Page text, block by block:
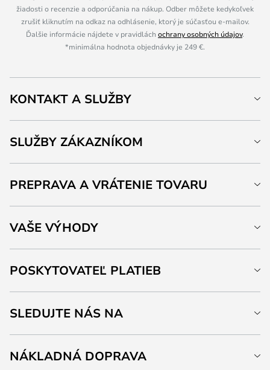
žiadosti o recenzie a odporúčania na nákup. Odber môžete kedykoľvek
zrušiť kliknutím na odkaz na odhlásenie, ktorý je súčasťou e-mailov.
Ďalšie informácie nájdete v pravidláchochrany osobných údajov.
*minimálna hodnota objednávky je 249 €.
KONTAKT A SLUŽBY
SLUŽBY ZÁKAZNÍKOM
PREPRAVA A VRÁTENIE TOVARU
VAŠE VÝHODY
POSKYTOVATEĽ PLATIEB
SLEDUJTE NÁS NA
NÁKLADNÁ DOPRAVA